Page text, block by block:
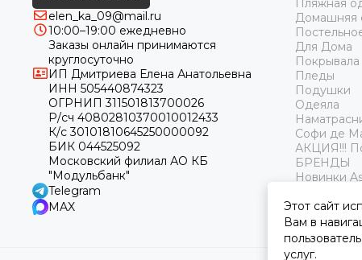
elen_ka_09@mail.ru
10:00–19:00 ежедневно
Заказы онлайн принимаются
круглосуточно
ИП Дмитриева Елена Анатольевна
ИНН 505440874323
ОГРНИП 311501813700026
Р/сч 40802810370010012433
К/с 30101810645250000092
БИК 044525092
Московский филиал АО КБ
"Модульбанк"
Telegram
MAX
Пляжная
Домашняя
Для Дома
Покрывала
Пледы
Подушки
Одеяла
Софи де
АКЦИЯ!!!
БРЕНДЫ
Новинки
Этот сайт
Вам в
услуг.